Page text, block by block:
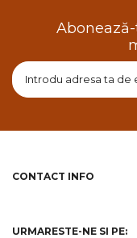
CONTACT INFO
URMARESTE-NE SI PE: